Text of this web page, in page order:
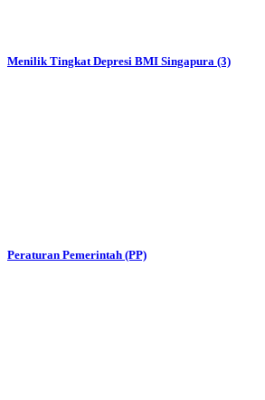
Menilik Tingkat Depresi BMI Singapura (3)
Peraturan Pemerintah (PP)